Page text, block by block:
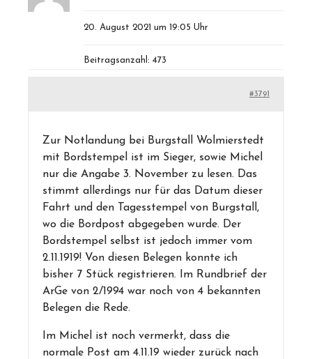
20. August 2021 um 19:05 Uhr
Beitragsanzahl: 473
#3791
Zur Notlandung bei Burgstall Wolmierstedt
mit Bordstempel ist im Sieger, sowie Michel
nur die Angabe 3. November zu lesen. Das
stimmt allerdings nur für das Datum dieser
Fahrt und den Tagesstempel von Burgstall,
wo die Bordpost abgegeben wurde. Der
Bordstempel selbst ist jedoch immer vom
2.11.1919! Von diesen Belegen konnte ich
bisher 7 Stück registrieren. Im Rundbrief der
ArGe von 2/1994 war noch von 4 bekannten
Belegen die Rede.
Im Michel ist noch vermerkt, dass die
normale Post am 4.11.19 wieder zurück nach